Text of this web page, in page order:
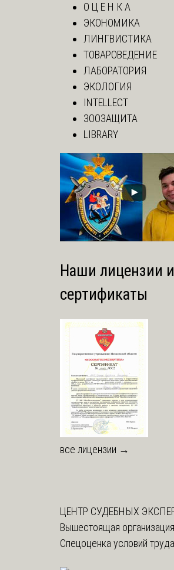
О Ц Е Н К А
ЭКОНОМИКА
ЛИНГВИСТИКА
ТОВАРОВЕДЕНИЕ
ЛАБОРАТОРИЯ
ЭКОЛОГИЯ
INTELLECT
ЗООЗАЩИТА
LIBRARY
Наши лицензии и
сертификаты
все лицензии →
ЦЕНТР СУДЕБНЫХ
Вышестоящая
Спецоценка условий труда